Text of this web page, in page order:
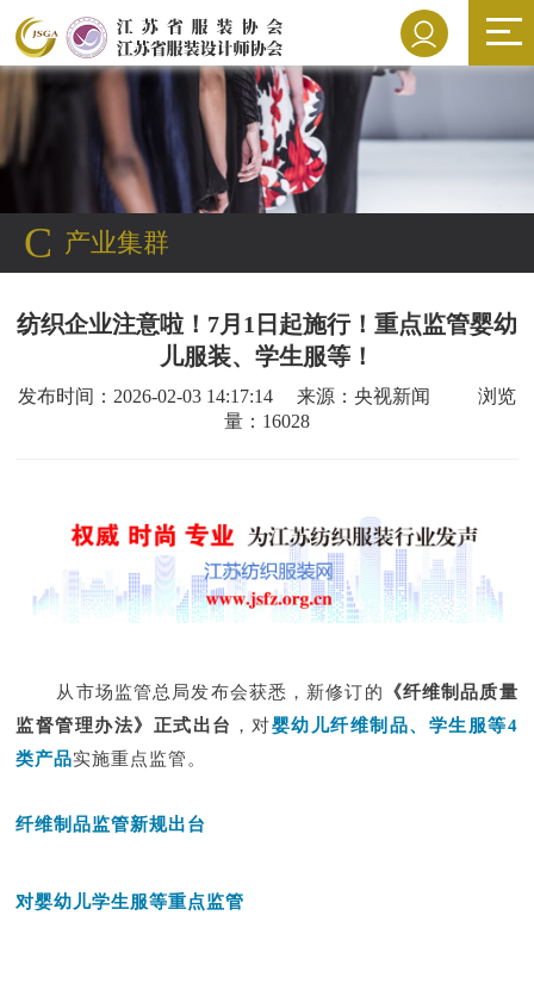
C 产业集群
纺织企业注意啦！7月1日起施行！重点监管婴幼
儿服装、学生服等！
发布时间：2026-02-03 14:17:14 来源：央视新闻 浏览
量：16028
从市场监管总局发布会获悉，新修订的
《纤维制品质量
监督管理办法》正式出台 ，对婴幼儿纤维制品、学生服等4
类产品实施重点监管。
纤维制品监管新规出台
对婴幼儿学生服等重点监管